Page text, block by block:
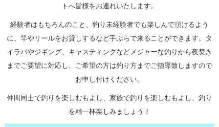
トへ皆様をお連れいたします。
経験者はもちろんのこと、釣り未経験者でも楽しんで頂けるよう
に、竿やリールをお貸しするなど手ぶらで来ることができます。タ
イラバやジギング、キャスティングなどメジャーな釣りから夜焚き
までご要望に対応し、ご希望の方は釣り方までご指導致しますので
お申し付けください。
仲間同士で釣りを楽しむもよし、家族で釣りを楽しむもよし、釣り
を精一杯楽しみましょう！